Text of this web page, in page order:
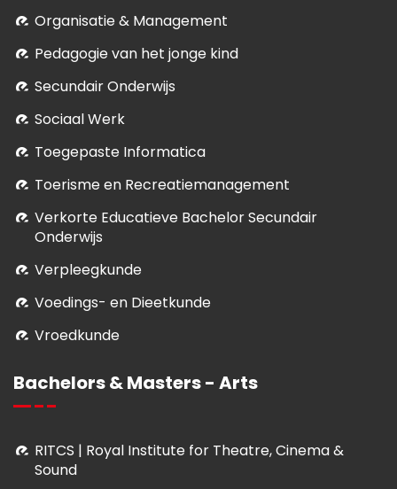
Organisatie & Management
Pedagogie van het jonge kind
Secundair Onderwijs
Sociaal Werk
Toegepaste Informatica
Toerisme en Recreatiemanagement
Verkorte Educatieve Bachelor Secundair
Onderwijs
Verpleegkunde
Voedings- en Dieetkunde
Vroedkunde
Bachelors & Masters - Arts
RITCS | Royal Institute for Theatre, Cinema &
Sound